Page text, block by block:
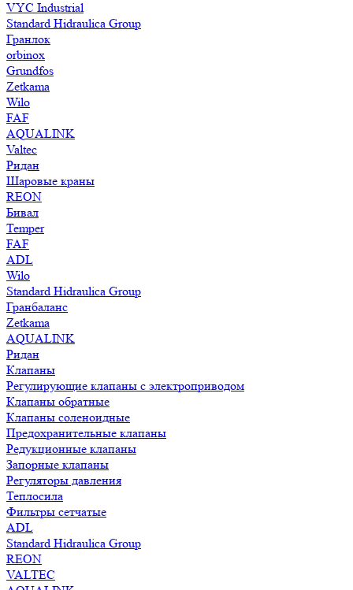
VYC Industrial
Standard Hidraulica Group
Гранлок
orbinox
Grundfos
Zetkama
Wilo
FAF
AQUALINK
Valtec
Ридан
Шаровые краны
REON
Бивал
Temper
FAF
ADL
Wilo
Standard Hidraulica Group
Гранбаланс
Zetkama
AQUALINK
Ридан
Клапаны
Регулирующие клапаны с электроприводом
Клапаны обратные
Клапаны соленоидные
Предохранительные клапаны
Редукционные клапаны
Запорные клапаны
Регуляторы давления
Теплосила
Фильтры сетчатые
ADL
Standard Hidraulica Group
REON
VALTEC